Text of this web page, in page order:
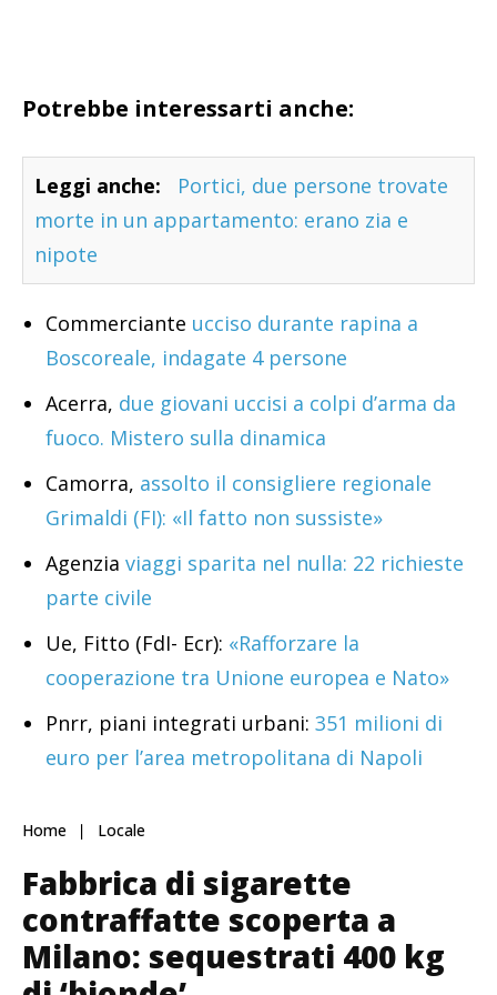
Potrebbe interessarti anche:
Leggi anche:
Portici, due persone trovate
morte in un appartamento: erano zia e
nipote
Commerciante ucciso durante rapina a
Boscoreale, indagate 4 persone
Acerra, due giovani uccisi a colpi d’arma da
fuoco. Mistero sulla dinamica
Camorra, assolto il consigliere regionale
Grimaldi (FI): «Il fatto non sussiste»
Agenzia viaggi sparita nel nulla: 22 richieste
parte civile
Ue, Fitto (FdI- Ecr): «Rafforzare la
cooperazione tra Unione europea e Nato»
Pnrr, piani integrati urbani: 351 milioni di
euro per l’area metropolitana di Napoli
Home Locale
Fabbrica di sigarette
contraffatte scoperta a
Milano: sequestrati 400 kg